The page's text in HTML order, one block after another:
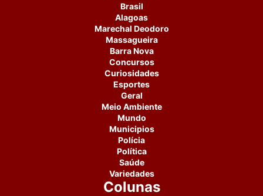
Brasil
Alagoas
Marechal Deodoro
Massagueira
Barra Nova
Concursos
Curiosidades
Esportes
Geral
Meio Ambiente
Mundo
Municipios
Polícia
Política
Saúde
Variedades
Colunas